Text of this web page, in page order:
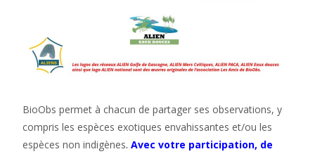
BioObs permet à chacun de partager ses observations, y
compris les espèces exotiques envahissantes et/ou les
espèces non indigènes. Avec votre participation, de